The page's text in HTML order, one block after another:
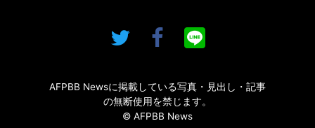
AFPBB Newsに掲載している写真・見出し・記事
の無断使用を禁じます。
© AFPBB News